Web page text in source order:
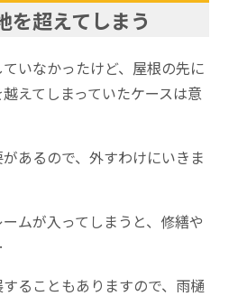
を超えてしまう
いなかったけど、屋根の先に
えてしまっていたケースは意
あるので、外すわけにいきま
ムが入ってしまうと、修繕や
ることもありますので、雨樋